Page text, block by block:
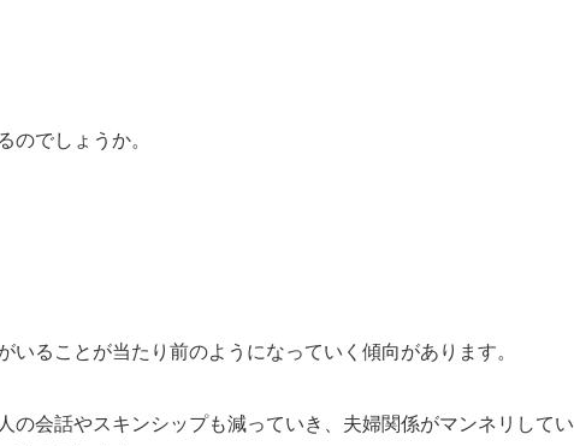
のでしょうか。
ることが当たり前のようになっていく傾向があります。
の会話やスキンシップも減っていき、夫婦関係がマンネリしてい